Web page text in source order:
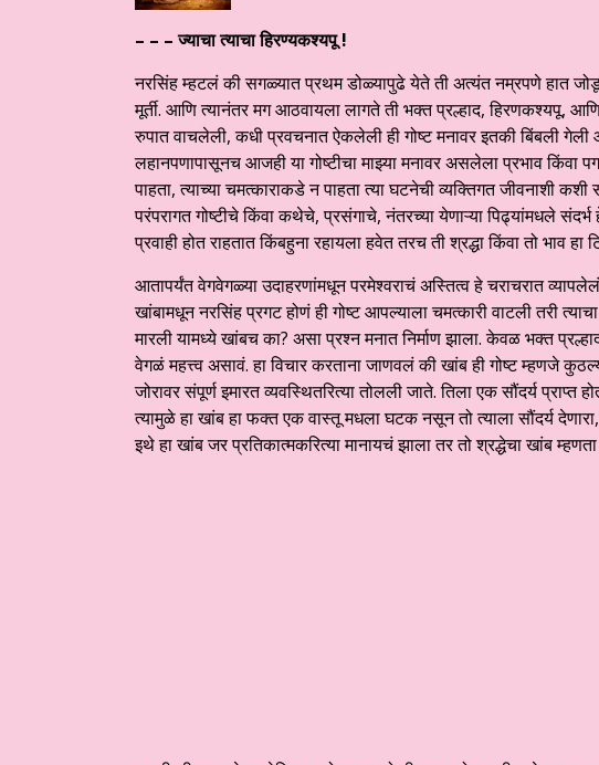
– – –ज्याचा त्याचा हिरण्यकश्यपू !
नरसिंह म्हटलं की सगळ्यात प्रथम डोळ्यापुढे येते ती अत्यंत नम्रपणे हात
मूर्ती. आणि त्यानंतर मग आठवायला लागते ती भक्त प्रल्हाद, हिरणकश्यपू,
रुपात वाचलेली, कधी प्रवचनात ऐकलेली ही गोष्ट मनावर इतकी बिंबली
लहानपणापासूनच आजही या गोष्टीचा माझ्या मनावर असलेला प्रभाव
पाहता, त्याच्या चमत्काराकडे न पाहता त्या घटनेची व्यक्तिगत जीवनाशी
परंपरागत गोष्टीचे किंवा कथेचे, प्रसंगाचे, नंतरच्या येणाऱ्या पिढ्यांमधले
प्रवाही होत राहतात किंबहुना रहायला हवेत तरच ती श्रद्धा किंवा तो भाव हा
आतापर्यंत वेगवेगळ्या उदाहरणांमधून परमेश्वराचं अस्तित्व हे चराचरात
खांबामधून नरसिंह प्रगट होणं ही गोष्ट आपल्याला चमत्कारी वाटली तरी
मारली यामध्ये खांबच का? असा प्रश्न मनात निर्माण झाला. केवळ भक्त
वेगळं महत्त्व असावं. हा विचार करताना जाणवलं की खांब ही गोष्ट म्हणजे
जोरावर संपूर्ण इमारत व्यवस्थितरित्या तोलली जाते. तिला एक सौंदर्य
त्यामुळे हा खांब हा फक्त एक वास्तू मधला घटक नसून तो त्याला सौंदर्य
इथे हा खांब जर प्रतिकात्मकरित्या मानायचं झाला तर तो श्रद्धेचा खांब